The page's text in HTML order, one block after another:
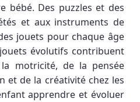
bébé. Des puzzles et des
et aux instruments de
jouets pour chaque âge
évolutifs contribuent
motricité, de la pensée
et de la créativité chez les
apprendre et évoluer